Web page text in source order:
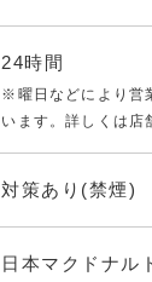
24時間
※曜日などにより営
います。詳しくは店
対策あり(禁煙)
日本マクドナル